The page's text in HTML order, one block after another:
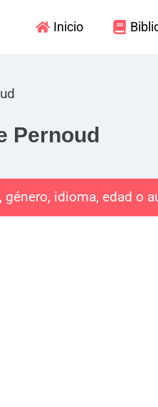
Inicio
Pernoud
idioma, edad o